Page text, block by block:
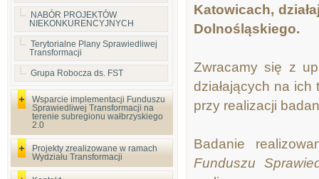
NABÓR PROJEKTÓW
NIEKONKURENCYJNYCH
Terytorialne Plany Sprawiedliwej
Transformacji
Grupa Robocza ds. FST
Wsparcie implementacji Funduszu
Sprawiedliwej Transformacji na
terenie subregionu wałbrzyskiego
2.0
Projekty zrealizowane w ramach
Wydziału Transformacji
Katowicach,
Dolnośląskiego.
Zwracamy się z
działających na
przy realizacji
Badanie
Funduszu